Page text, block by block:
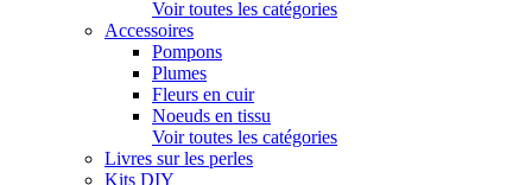
Voir toutes les catégories
Accessoires
Pompons
Plumes
Fleurs en cuir
Noeuds en tissu
Voir toutes les catégories
Livres sur les perles
Kits DIY